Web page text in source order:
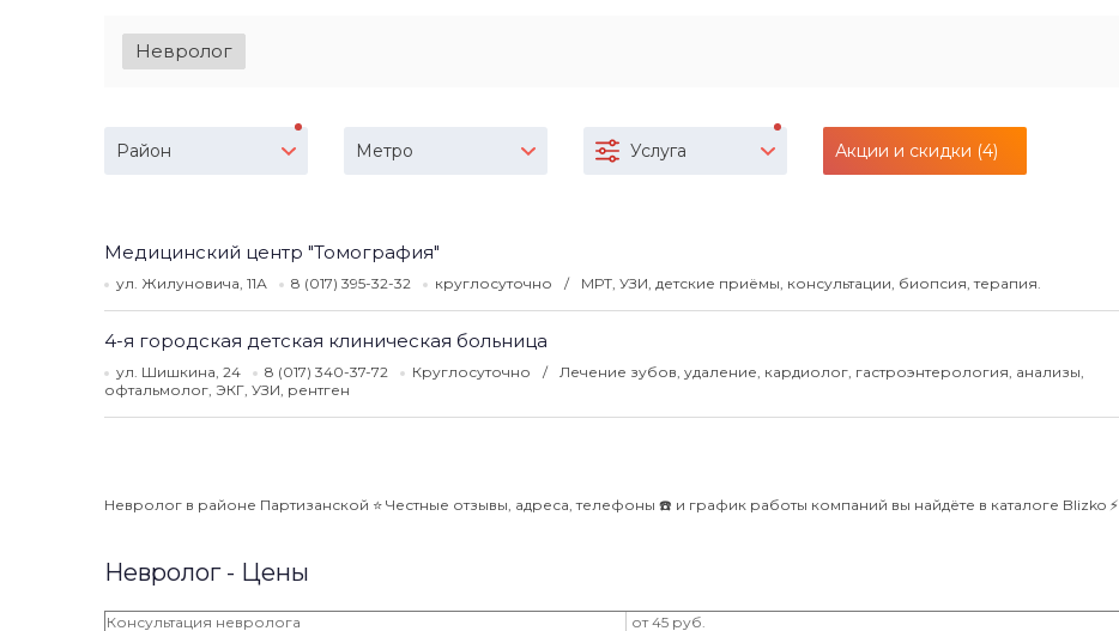
Невролог
Район Метро Услуга Акции и скидки (4)
Медицинский центр "Томография"
ул. Жилуновича, 11А 8 (017) 395-32-32 круглосуточно МРТ, УЗИ, детские приёмы, консультации, биопсия, терапия.
4-я городская детская клиническая больница
ул. Шишкина, 24 8 (017) 340-37-72 Круглосуточно
Лечение зубов, удаление, кардиолог, гастроэнтерология, анализы,
офтальмолог, ЭКГ, УЗИ, рентген
Невролог в районе Партизанской ⭐️ Честные отзывы, адреса, телефоны ☎️ и график работы компаний вы найдёте в каталоге Blizko ⚡️
Невролог - Цены
Консультация невролога
от 45 руб.